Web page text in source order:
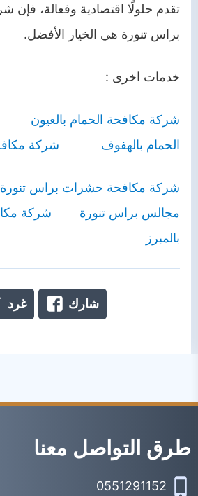
تقدم حلولًا اقتصادية وفعالة، فإن
براس تنورة هي الخيار الأفضل.
خدمات اخرى :
شركة مكافحة الحمام بالعيون
الحمام بالهفوف
شركة
شركة مكافحة حشرات براس تنورة
مجالس براس تنورة
شركة
بالمبرز
شارك غرد
طرق التواصل معنا